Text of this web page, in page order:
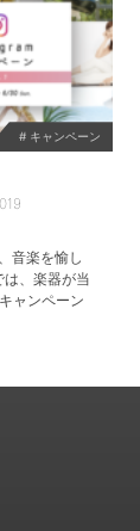
# キャンペーン
音楽を愉し
は、楽器が当
ャンペーン